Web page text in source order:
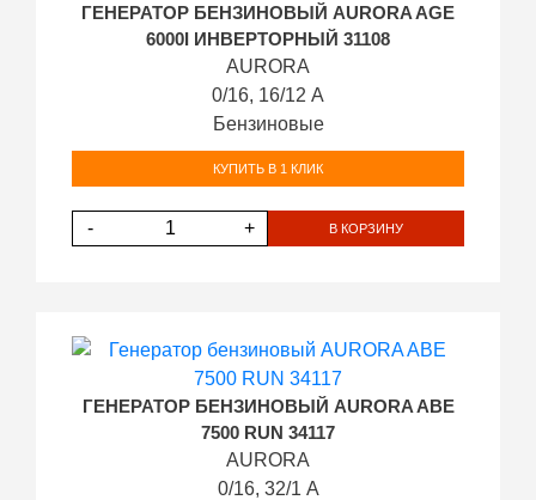
ГЕНЕРАТОР БЕНЗИНОВЫЙ AURORA AGE
6000I ИНВЕРТОРНЫЙ 31108
AURORA
0/16, 16/12 А
Бензиновые
КУПИТЬ В 1 КЛИК
- + В КОРЗИНУ
ГЕНЕРАТОР БЕНЗИНОВЫЙ AURORA ABE
7500 RUN 34117
AURORA
0/16, 32/1 А